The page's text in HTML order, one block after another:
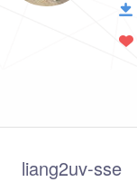
liang2uv-sse